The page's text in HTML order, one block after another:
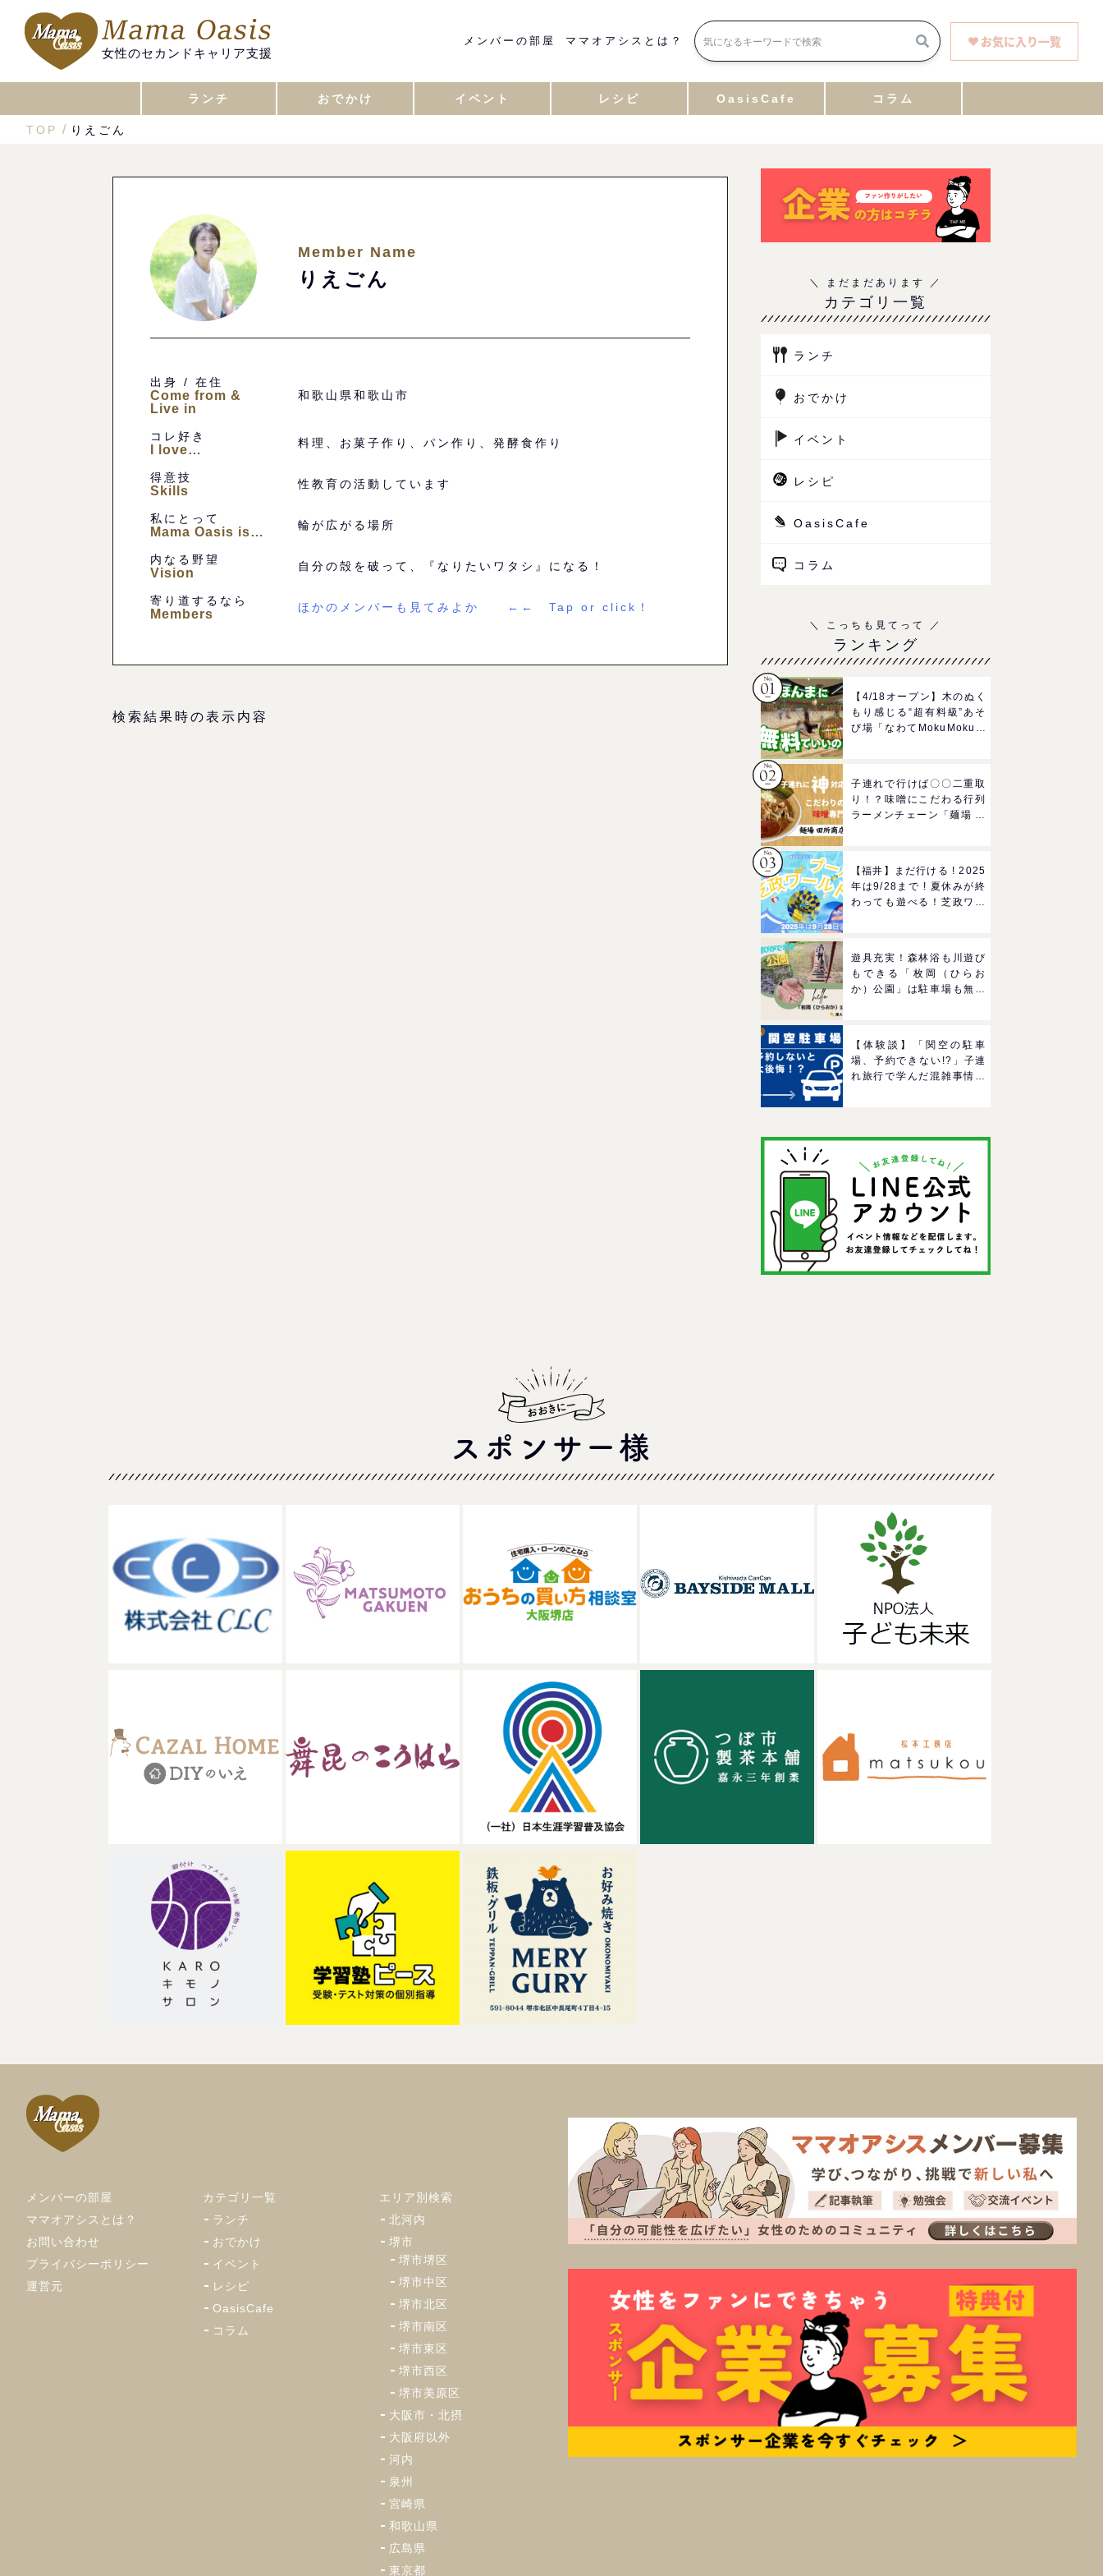
女性のセカンドキャリア支援
メンバーの部屋 ママオアシスとは？ お気に入り一覧
ランチ おでかけ イベント レシピ OasisCafe コラム
TOP りえごん
Member Name
りえごん
出身 / 在住
Come from &
Live in
和歌山県和歌山市
コレ好き
I love… 料理、お菓子作り、パン作り、発酵食作り
得意技
Skills 性教育の活動しています
私にとって
Mama Oasis is… 輪が広がる場所
内なる野望
Vision 自分の殻を破って、『なりたいワタシ』になる！
寄り道するなら
Members ほかのメンバーも見てみよか ←← Tap or click！
検索結果時の表示内容
カテゴリ一覧
ランチ
おでかけ
イベント
レシピ
OasisCafe
コラム
ランキング
【4/18オープン】木のぬく
もり感じる“超有料級”あそ
び場「なわてMokuMokuひ
子連れで行けば〇〇二重取
り！？味噌にこだわる行列
ラーメンチェーン「麺場 田
【福井】まだ行ける ! 2025
年は9/28まで ! 夏休みが終
わっても遊べる！芝政ワー
遊具充実！森林浴も川遊び
もできる「枚岡（ひらお
か）公園」は駐車場も無料
【体験談】「関空の駐車
場、予約できない!?」子連
れ旅行で学んだ混雑事情と
スポンサー様
メンバーの部屋
ママオアシスとは？
お問い合わせ
プライバシーポリシー
運営元
カテゴリ一覧
ランチ
おでかけ
イベント
レシピ
OasisCafe
コラム
エリア別検索
北河内
堺市
堺市堺区
堺市中区
堺市北区
堺市南区
堺市東区
堺市西区
堺市美原区
大阪市・北摂
大阪府以外
河内
泉州
宮崎県
和歌山県
広島県
東京都